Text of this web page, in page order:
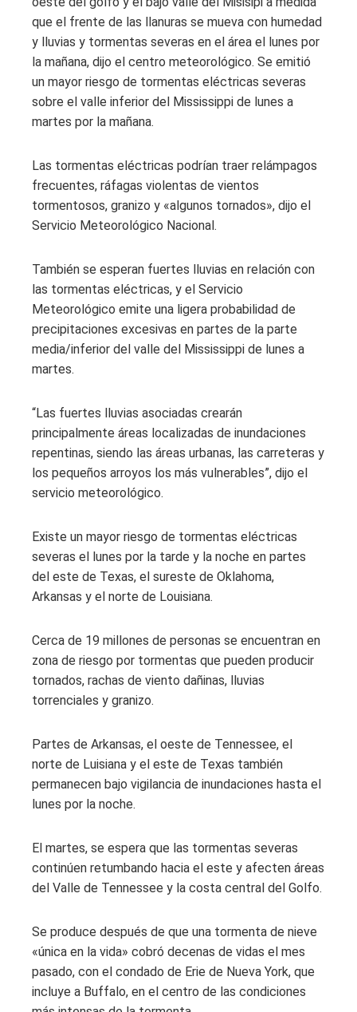
que el frente de las llanuras se mueva con humedad
y lluvias y tormentas severas en el área el lunes por
la mañana, dijo el centro meteorológico. Se emitió
un mayor riesgo de tormentas eléctricas severas
sobre el valle inferior del Mississippi de lunes a
martes por la mañana.
Las tormentas eléctricas podrían traer relámpagos
frecuentes, ráfagas violentas de vientos
tormentosos, granizo y «algunos tornados», dijo el
Servicio Meteorológico Nacional.
También se esperan fuertes lluvias en relación con
las tormentas eléctricas, y el Servicio
Meteorológico emite una ligera probabilidad de
precipitaciones excesivas en partes de la parte
media/inferior del valle del Mississippi de lunes a
martes.
“Las fuertes lluvias asociadas crearán
principalmente áreas localizadas de inundaciones
repentinas, siendo las áreas urbanas, las carreteras y
los pequeños arroyos los más vulnerables”, dijo el
servicio meteorológico.
Existe un mayor riesgo de tormentas eléctricas
severas el lunes por la tarde y la noche en partes
del este de Texas, el sureste de Oklahoma,
Arkansas y el norte de Louisiana.
Cerca de 19 millones de personas se encuentran en
zona de riesgo por tormentas que pueden producir
tornados, rachas de viento dañinas, lluvias
torrenciales y granizo.
Partes de Arkansas, el oeste de Tennessee, el
norte de Luisiana y el este de Texas también
permanecen bajo vigilancia de inundaciones hasta el
lunes por la noche.
El martes, se espera que las tormentas severas
continúen retumbando hacia el este y afecten áreas
del Valle de Tennessee y la costa central del Golfo.
Se produce después de que una tormenta de nieve
«única en la vida» cobró decenas de vidas el mes
pasado, con el condado de Erie de Nueva York, que
incluye a Buffalo, en el centro de las condiciones